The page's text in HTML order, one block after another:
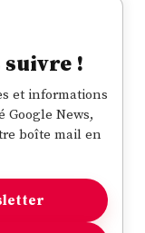
suivre !
et informations
Google News,
boîte mail en